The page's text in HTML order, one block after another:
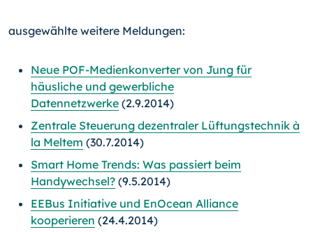
ausgewählte weitere Meldungen:
Neue POF-Medienkonverter von Jung für
häusliche und gewerbliche
Datennetzwerke (2.9.2014)
Zentrale Steuerung dezentraler Lüftungstechnik à
la Meltem (30.7.2014)
Smart Home Trends: Was passiert beim
Handywechsel? (9.5.2014)
EEBus Initiative und EnOcean Alliance
kooperieren (24.4.2014)